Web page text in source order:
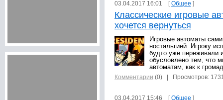
03.04.2017 16:01 [Общее ]
Классические игровые
хочется вернуться
Игровые автоматы
ностальгией. Игроку
будто уже переживали
обусловлено тем, что
автоматам, как к
Комментарии (0) | Просмотров:
03.04.2017 15:46 [Общее ]